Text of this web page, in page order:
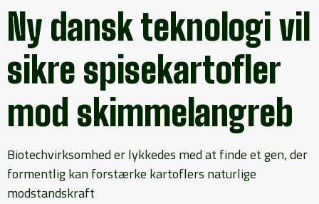
Ny dansk teknologi vil
sikre spisekartofler
mod skimmelangreb
Biotechvirksomhed er lykkedes med at finde et gen, der
formentlig kan forstærke kartoflers naturlige
modstandskraft